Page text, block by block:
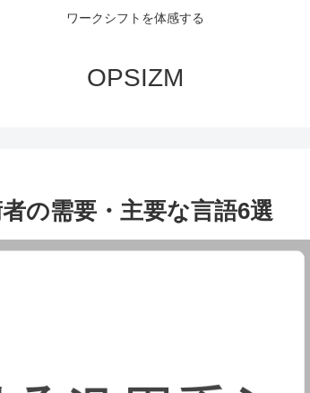
ワークシフトを体感する
OPSIZM
の需要・主要な言語6選